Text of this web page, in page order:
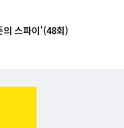
의 스파이'(48회)